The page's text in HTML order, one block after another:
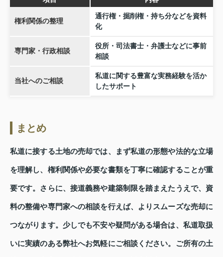
権利関係の整理
通行権・掘削権・持ち分などを資料
化
専門家・行政相談
役所・司法書士・弁護士などに事前
相談
当社へのご相談
私道に関する豊富な実務経験を活か
したサポート
まとめ
私道に接する土地の売却では、まず私道の形態や法的な立場
を理解し、権利関係や必要な書類を丁寧に確認することが重
要です。さらに、接道義務や建築制限を踏まえたうえで、資
料の整備や専門家への相談を行えば、よりスムーズな売却に
つながります。少しでも不安や疑問がある場合は、私道取扱
いに実績のある弊社へお気軽にご相談ください。ご所有の土